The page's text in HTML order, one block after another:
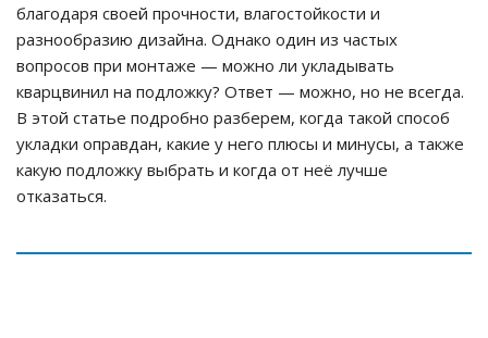
благодаря своей прочности, влагостойкости и
разнообразию дизайна. Однако один из частых
вопросов при монтаже — можно ли укладывать
кварцвинил на подложку? Ответ — можно, но не всегда.
В этой статье подробно разберем, когда такой способ
укладки оправдан, какие у него плюсы и минусы, а также
какую подложку выбрать и когда от неё лучше
отказаться.